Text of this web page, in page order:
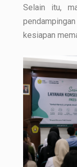
Selain itu,
kesiapan